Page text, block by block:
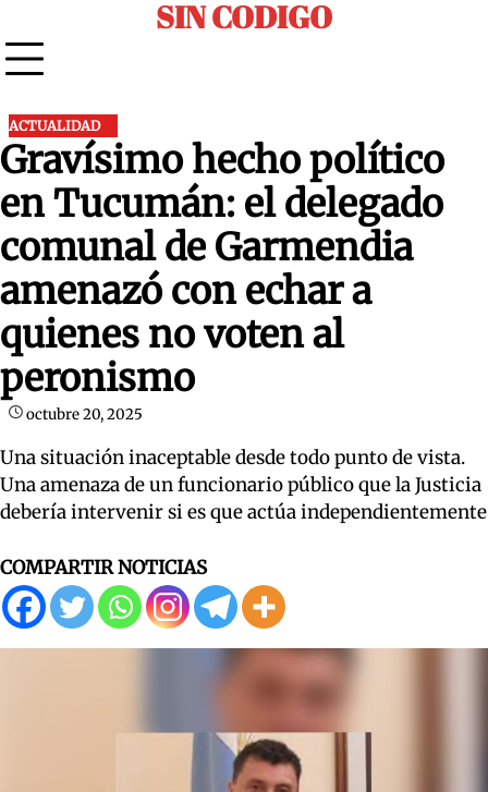
to
content
SIN CODIGO
ACTUALIDAD
Gravísimo hecho político
en Tucumán: el delegado
comunal de Garmendia
amenazó con echar a
quienes no voten al
peronismo
octubre 20, 2025
Una situación inaceptable desde todo punto de vista.
Una amenaza de un funcionario público que la Justicia
debería intervenir si es que actúa independientemente
COMPARTIR NOTICIAS